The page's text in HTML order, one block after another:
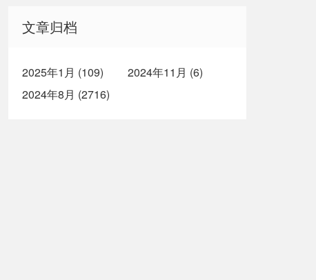
文章归档
2025年1月 (109)
2024年11月 (6)
2024年8月 (2716)